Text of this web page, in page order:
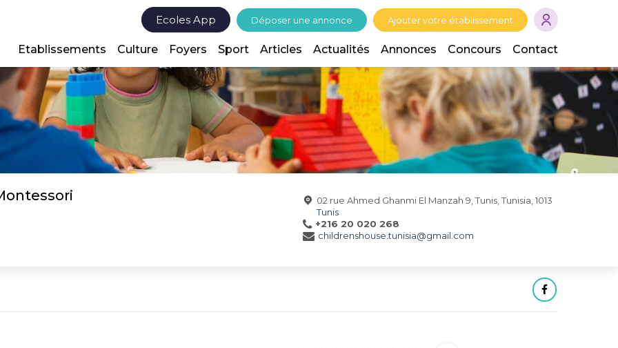
Ecoles App Déposer une annonce Ajouter votre établissement
Etablissements Culture Foyers Sport Articles Actualités Annonces Concours Contact
02 rue Ahmed Ghanmi El Manzah 9, Tunis, Tunisia, 1013
Tunis
+216 20 020 268
childrenshouse.tunisia@gmail.com